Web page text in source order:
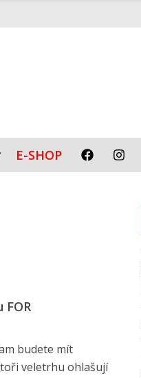
E-SHOP
budete mít
veletrhu ohlašují